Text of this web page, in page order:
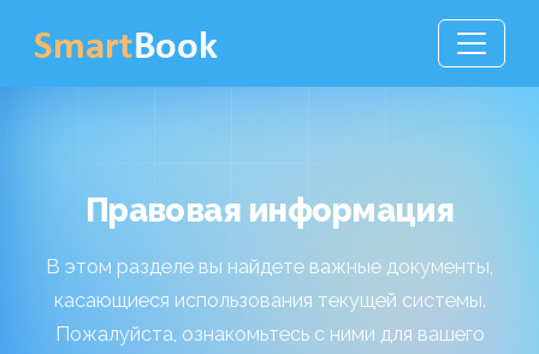
Правовая информация
В этом разделе вы найдете важные документы,
касающиеся использования текущей системы.
Пожалуйста, ознакомьтесь с ними для вашего